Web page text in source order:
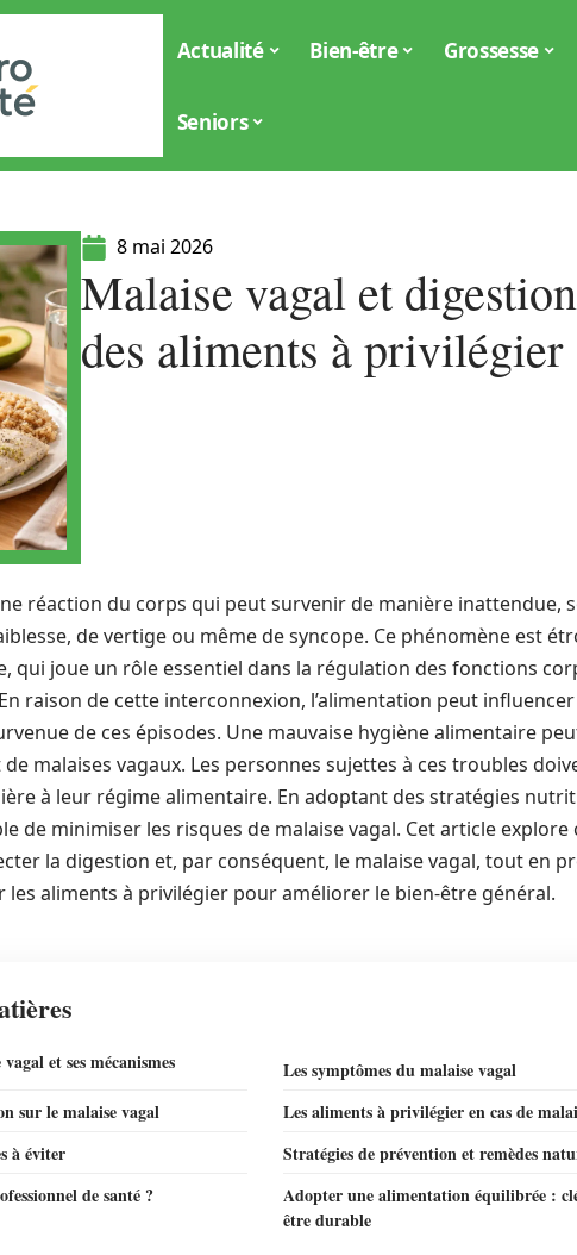
Actualité Bien-être Grossesse
Seniors
8 mai 2026
Malaise vagal et
des aliments à privilégier
réaction du corps qui peut survenir de manière inattendue,
de vertige ou même de syncope. Ce phénomène est
qui joue un rôle essentiel dans la régulation des fonctions
raison de cette interconnexion, l’alimentation peut influencer
de ces épisodes. Une mauvaise hygiène alimentaire
malaises vagaux. Les personnes sujettes à ces troubles
à leur régime alimentaire. En adoptant des stratégies
de minimiser les risques de malaise vagal. Cet article
la digestion et, par conséquent, le malaise vagal, tout en
les aliments à privilégier pour améliorer le bien-être général.
et ses mécanismes
Les symptômes du malaise vagal
sur le malaise vagal
Les aliments à privilégier en cas de
à éviter
Stratégies de prévention et remèdes
de santé ?
Adopter une alimentation équilibrée :
être durable